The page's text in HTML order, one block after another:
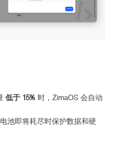
低于 15% 时，ZimaOS 会自动
池即将耗尽时保护数据和硬